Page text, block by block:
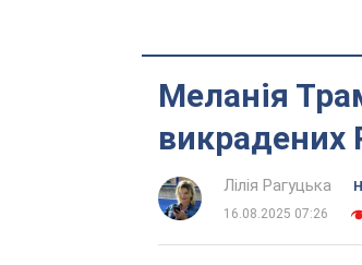
Меланія
викрадених
Лілія Рагуцька
16.08.2025 07:26